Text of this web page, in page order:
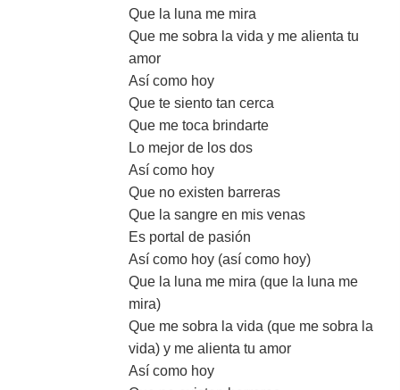
Que la luna me mira
Que me sobra la vida y me alienta tu
amor
Así como hoy
Que te siento tan cerca
Que me toca brindarte
Lo mejor de los dos
Así como hoy
Que no existen barreras
Que la sangre en mis venas
Es portal de pasión
Así como hoy (así como hoy)
Que la luna me mira (que la luna me
mira)
Que me sobra la vida (que me sobra la
vida) y me alienta tu amor
Así como hoy